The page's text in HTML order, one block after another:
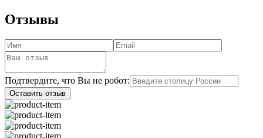
Отзывы
Подтвердите, что Вы не робот:
Оставить отзыв